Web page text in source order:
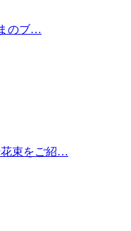
のブ…
花束をご紹…